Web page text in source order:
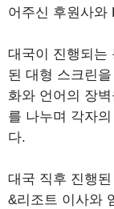
어주신 후원사와
대국이 진행되는
된 대형 스크린
화와 언어의 장
를 나누며 각자
다.
대국 직후 진행
&리조트 이사와